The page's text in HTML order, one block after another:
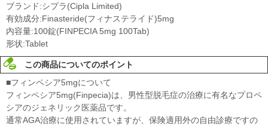
ブランド:シプラ(Cipla Limited)
有効成分:Finasteride(フィナステライド)5mg
内容量:100錠(FINPECIA 5mg 100Tab)
形状:Tablet
この商品についてのポイント
■フィンペシア5mgについて
フィンペシア5mg(Finpecia)は、男性型脱毛症の治療に有名なプロペ
シアのジェネリック医薬品です。
通常AGA治療に使用されていますが、保険適用外の自由診療ですの